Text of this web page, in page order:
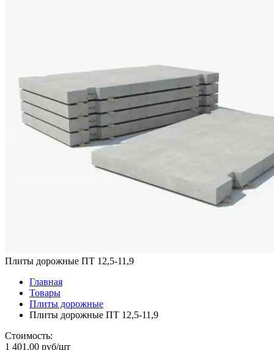
Плиты дорожные ПТ 12,5-11,9
Главная
Товары
Плиты дорожные
Плиты дорожные ПТ 12,5-11,9
Стоимость:
1 401.00 руб/шт